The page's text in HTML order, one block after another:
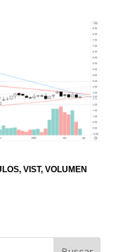
VIST VOLUMEN